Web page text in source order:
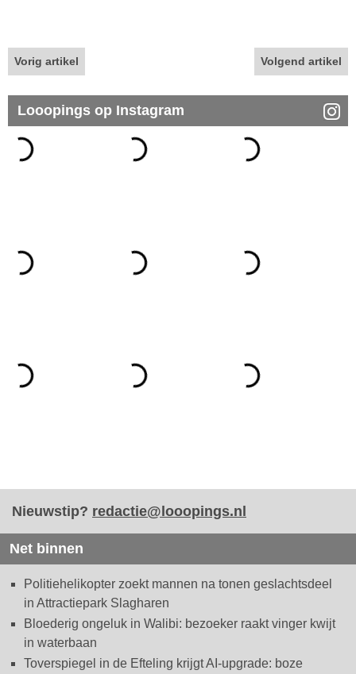
Vorig artikel Volgend artikel
Looopings op Instagram
Nieuwstip? redactie@looopings.nl
Net binnen
Politiehelikopter zoekt mannen na tonen geslachtsdeel
in Attractiepark Slagharen
Bloederig ongeluk in Walibi: bezoeker raakt vinger kwijt
in waterbaan
Toverspiegel in de Efteling krijgt AI-upgrade: boze